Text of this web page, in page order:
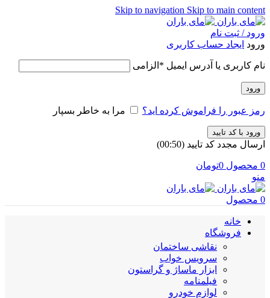
Skip to navigation Skip to main content
ورود / ثبت نام
ورود ایجاد حساب کاربری
نام کاربری یا آدرس ایمیل * الزامی
ورود
رمز عبور را فراموش کرده اید؟ مرا به خاطر بسپار
ورود با کد تایید
ارسال مجدد کد تایید (00:
50
)
0 محصول 0تومان
منو
0 محصول
خانه
فروشگاه
نقاشی ساختمان
سرویس خواب
ابزار ماساژ و گراستون
فیلمنامه
لوازم خودرو